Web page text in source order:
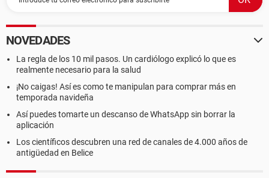
NOVEDADES
La regla de los 10 mil pasos. Un cardiólogo explicó lo que es
realmente necesario para la salud
¡No caigas! Así es como te manipulan para comprar más en
temporada navideña
Así puedes tomarte un descanso de WhatsApp sin borrar la
aplicación
Los científicos descubren una red de canales de 4.000 años de
antigüedad en Belice